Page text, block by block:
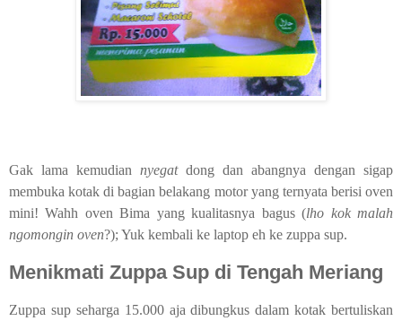
Gak lama kemudian nyegatdong dan abangnya dengan sigap
membuka kotak di bagian belakang motor yang ternyata berisi oven
mini! Wahh oven Bima yang kualitasnya bagus (lho kok malah
ngomongin oven?); Yuk kembali ke laptop eh ke zuppa sup.
Menikmati Zuppa Sup di Tengah Meriang
Zuppa sup seharga 15.000 aja dibungkus dalam kotak bertuliskan